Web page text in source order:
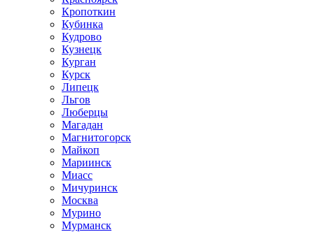
Кропоткин
Кубинка
Кудрово
Кузнецк
Курган
Курск
Липецк
Льгов
Люберцы
Магадан
Магнитогорск
Майкоп
Мариинск
Миасс
Мичуринск
Москва
Мурино
Мурманск